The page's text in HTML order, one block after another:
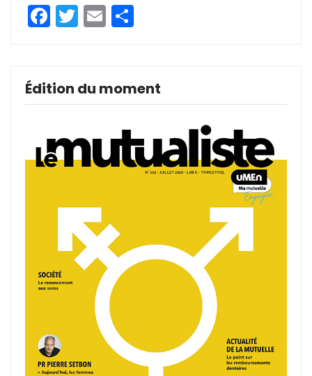
Facebook
Twitter
Email
Édition du moment